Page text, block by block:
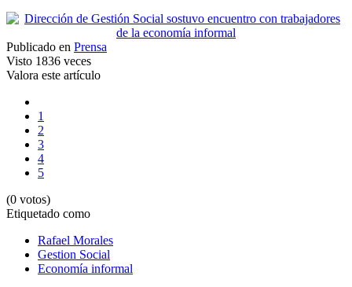
Publicado en Prensa
Visto 1836 veces
Valora este artículo
1
2
3
4
5
(0 votos)
Etiquetado como
Rafael Morales
Gestion Social
Economía informal